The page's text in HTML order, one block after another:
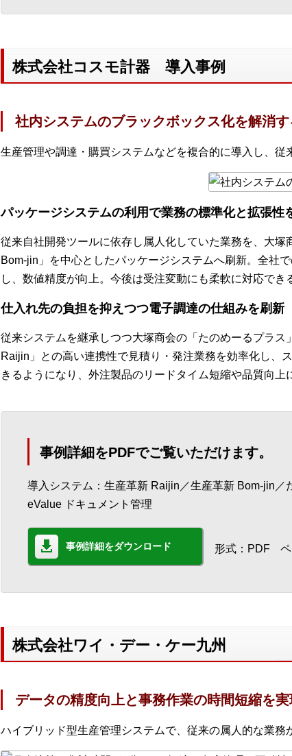
株式会社コスモ計器 導入事例
社内システムのブラックボックス化を解消す
生産管理や調達・購買システムなどを複合的に導入し、従
パッケージシステムの利用で業務の標準化と拡張性
従来自社開発ツールに依存し属人化していた業務を、大
Bom-jin」を中心としたパッケージシステムへ刷新。全社
し、数値精度が向上。今後は受注変動にも柔軟に対応でき
仕入れ先の負担を抑えつつ電子調達の仕組みを刷新
従来システムを継承しつつ大塚商会の「たのめーるプラ
Raijin」との高い連携性で見積り・発注業務を効率化し、
きるようになり、外注製品のリードタイム短縮や品質向上
事例詳細をPDFでご覧いただけます。
導入システム：生産革新 Raijin／生産革新 Bom-jin／
eValue ドキュメント管理
事例詳細をダウンロード 形式：PDF
株式会社ワイ・デー・ケー九州
データの精度向上と事務作業の時間短縮を実
ハイブリッド型生産管理システムで、従来の属人的な業